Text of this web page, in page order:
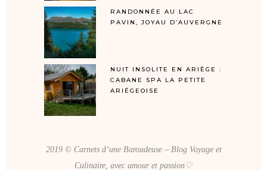
RANDONNÉE AU LAC
PAVIN, JOYAU D’AUVERGNE
NUIT INSOLITE EN ARIÈGE :
CABANE SPA LA PETITE
ARIÉGEOISE
2019 © Carnets d’une Baroudeuse – Blog Voyage et
Culinaire, avec amour et passion♡